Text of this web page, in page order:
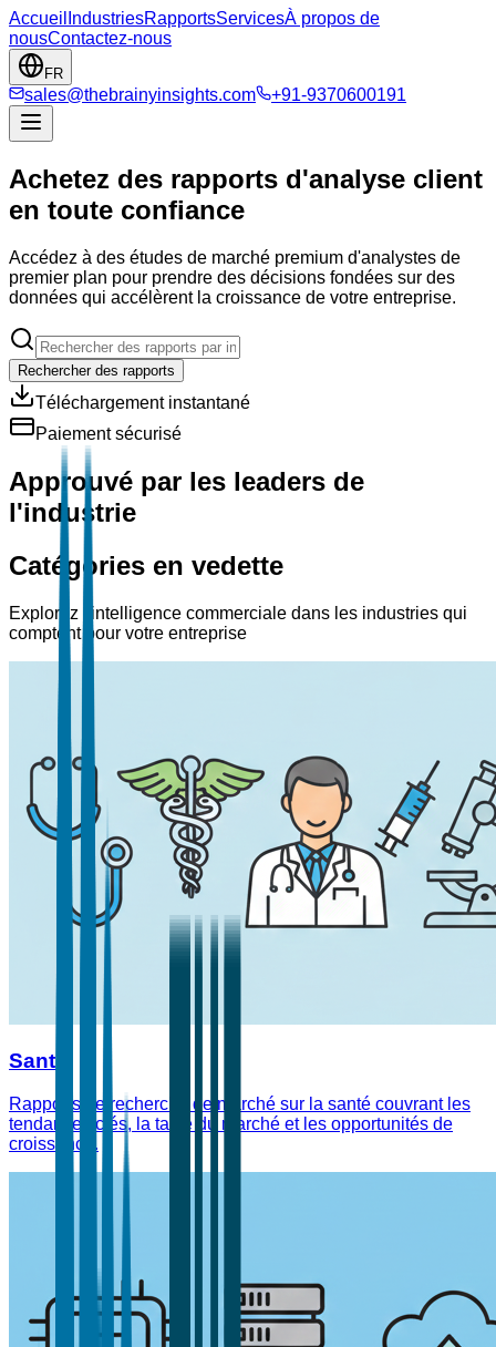
Accueil IndustriesRapportsServicesÀ propos de
nousContactez-nous
FR
sales@thebrainyinsights.com +91-9370600191
Achetez des rapports d'analyse client
en toute confiance
Accédez à des études de marché premium d'analystes de
premier plan pour prendre des décisions fondées sur des
données qui accélèrent la croissance de votre entreprise.
Rechercher des rapports
Téléchargement instantané
Paiement sécurisé
Approuvé par les leaders de
l'industrie
Catégories en vedette
Explorez l'intelligence commerciale dans les industries qui
comptent pour votre entreprise
Santé
Rapports de recherche de marché sur la santé couvrant les
tendances clés, la taille du marché et les opportunités de
croissance.